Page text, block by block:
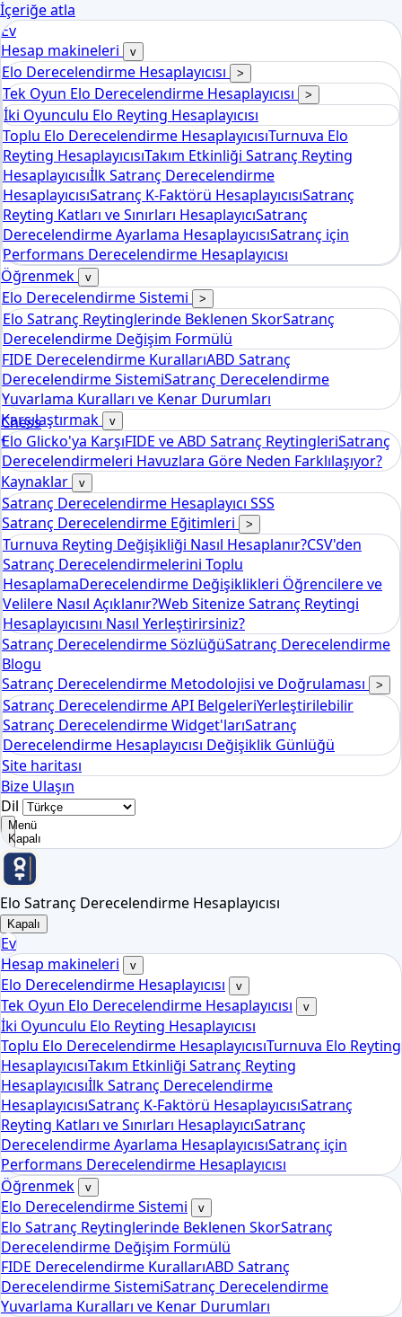
İçeriğe atla
Chess
tools
Elo Satranç Derecelendirme Hesaplayıcısı
Ev
Hesap makineleri
v
Elo Derecelendirme Hesaplayıcısı >
Tek Oyun Elo Derecelendirme Hesaplayıcısı >
İki Oyunculu Elo Reyting Hesaplayıcısı
Toplu Elo Derecelendirme HesaplayıcısıTurnuva Elo
Reyting HesaplayıcısıTakım Etkinliği Satranç Reyting
Hesaplayıcısıİlk Satranç Derecelendirme
HesaplayıcısıSatranç K-Faktörü HesaplayıcısıSatranç
Reyting Katları ve Sınırları HesaplayıcıSatranç
Derecelendirme Ayarlama HesaplayıcısıSatranç için
Performans Derecelendirme Hesaplayıcısı
Öğrenmek
v
Elo Derecelendirme Sistemi >
Elo Satranç Reytinglerinde Beklenen SkorSatranç
Derecelendirme Değişim Formülü
FIDE Derecelendirme KurallarıABD Satranç
Derecelendirme SistemiSatranç Derecelendirme
Yuvarlama Kuralları ve Kenar Durumları
Karşılaştırmak
v
Elo Glicko'ya KarşıFIDE ve ABD Satranç ReytingleriSatranç
Derecelendirmeleri Havuzlara Göre Neden Farklılaşıyor?
Kaynaklar
v
Satranç Derecelendirme Hesaplayıcı SSS
Satranç Derecelendirme Eğitimleri
>
Turnuva Reyting Değişikliği Nasıl Hesaplanır?CSV'den
Satranç Derecelendirmelerini Toplu
HesaplamaDerecelendirme Değişiklikleri Öğrencilere ve
Velilere Nasıl Açıklanır?Web Sitenize Satranç Reytingi
Hesaplayıcısını Nasıl Yerleştirirsiniz?
Satranç Derecelendirme SözlüğüSatranç Derecelendirme
Blogu
Satranç Derecelendirme Metodolojisi ve Doğrulaması
>
Satranç Derecelendirme API BelgeleriYerleştirilebilir
Satranç Derecelendirme Widget'larıSatranç
Derecelendirme Hesaplayıcısı Değişiklik Günlüğü
Site haritası
Bize Ulaşın
Dil
Menü
Kapalı
Elo Satranç Derecelendirme Hesaplayıcısı
Kapalı
Ev
Hesap makineleri
v
Elo Derecelendirme Hesaplayıcısı v
Tek Oyun Elo Derecelendirme Hesaplayıcısı v
İki Oyunculu Elo Reyting Hesaplayıcısı
Toplu Elo Derecelendirme HesaplayıcısıTurnuva Elo Reyting
HesaplayıcısıTakım Etkinliği Satranç Reyting
Hesaplayıcısıİlk Satranç Derecelendirme
HesaplayıcısıSatranç K-Faktörü HesaplayıcısıSatranç
Reyting Katları ve Sınırları HesaplayıcıSatranç
Derecelendirme Ayarlama HesaplayıcısıSatranç için
Performans Derecelendirme Hesaplayıcısı
Öğrenmek
v
Elo Derecelendirme Sistemi v
Elo Satranç Reytinglerinde Beklenen SkorSatranç
Derecelendirme Değişim Formülü
FIDE Derecelendirme KurallarıABD Satranç
Derecelendirme SistemiSatranç Derecelendirme
Yuvarlama Kuralları ve Kenar Durumları